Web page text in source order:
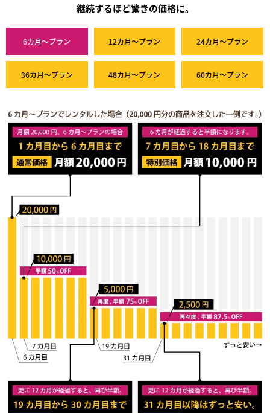
継続するほど驚きの価格に。
6カ月～プラン 12カ月～プラン 24カ月～プラン
36カ月～プラン 48カ月～プラン 60カ月～プラン